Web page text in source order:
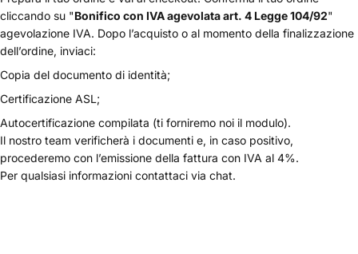
cliccando su "Bonifico con IVA agevolata art. 4 Legge 104/92"
agevolazione IVA. Dopo l’acquisto o al momento della finalizzazione
dell’ordine, inviaci:
Copia del documento di identità;
Certificazione ASL;
Autocertificazione compilata (ti forniremo noi il modulo).
Il nostro team verificherà i documenti e, in caso positivo,
procederemo con l’emissione della fattura con IVA al 4%.
Per qualsiasi informazioni contattaci via chat.